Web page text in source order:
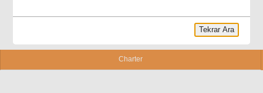
Charter
Tekrar Ara